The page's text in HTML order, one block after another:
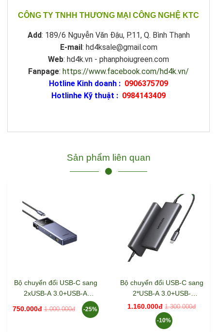
CÔNG TY TNHH THƯƠNG MẠI CÔNG NGHỆ KTC
Add: 189/6 Nguyễn Văn Đậu, P.11, Q. Bình Thạnh
E-mail: hd4ksale@gmail.com
Web: hd4k.vn - phanphoiugreen.com
Fanpage: https://www.facebook.com/hd4k.vn/
Hotline Kinh doanh : 0906375709
Hotlinhe Kỹ thuật : 0984143409
Sản phẩm liên quan
Bộ chuyển đổi USB-C sang
2xUSB-A 3.0+USB-A
2.0+USB-C 3.0+HDMI+LAN
hỗ trợ 4K Ugreen 45155
750.000đ 1.000.000đ -25%
Bộ chuyển đổi USB-C sang
2*USB-A 3.0+USB-
C+HDMI+SD/TF+PD hỗ trợ
4K Ugreen 15531 CM498
1.160.000đ 1.300.000đ
-10%